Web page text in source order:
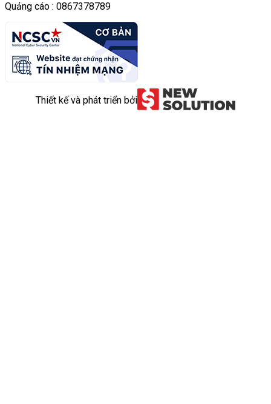
Quảng cáo : 0867378789
Thiết kế và phát triển bởi